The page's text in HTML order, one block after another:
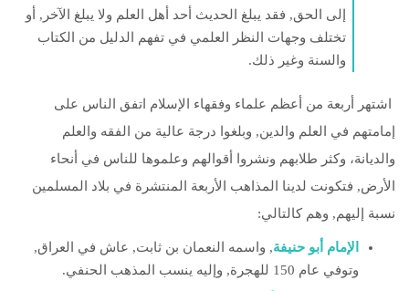
إلى الحق, فقد يبلغ الحديث أحد أهل العلم ولا يبلغ الآخر, أو
تختلف وجهات النظر العلمي في تفهم الدليل من الكتاب
والسنة وغير ذلك.
اشتهر أربعة من أعظم علماء وفقهاء الإسلام اتفق الناس على
إمامتهم في العلم والدين, وبلغوا درجة عالية من الفقه والعلم
والديانة، وكثر طلابهم ونشروا أقوالهم وعلموها للناس في أنحاء
الأرض, فتكونت لدينا المذاهب الأربعة المنتشرة في بلاد المسلمين
نسبة إليهم, وهم كالتالي:
الإمام أبو حنيفة, واسمه النعمان بن ثابت, عاش في العراق,
وتوفي عام 150 للهجرة, وإليه ينسب المذهب الحنفي.